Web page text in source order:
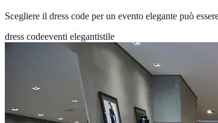
Scegliere il dress code per un evento elegante può
dress codeeventi elegantistile